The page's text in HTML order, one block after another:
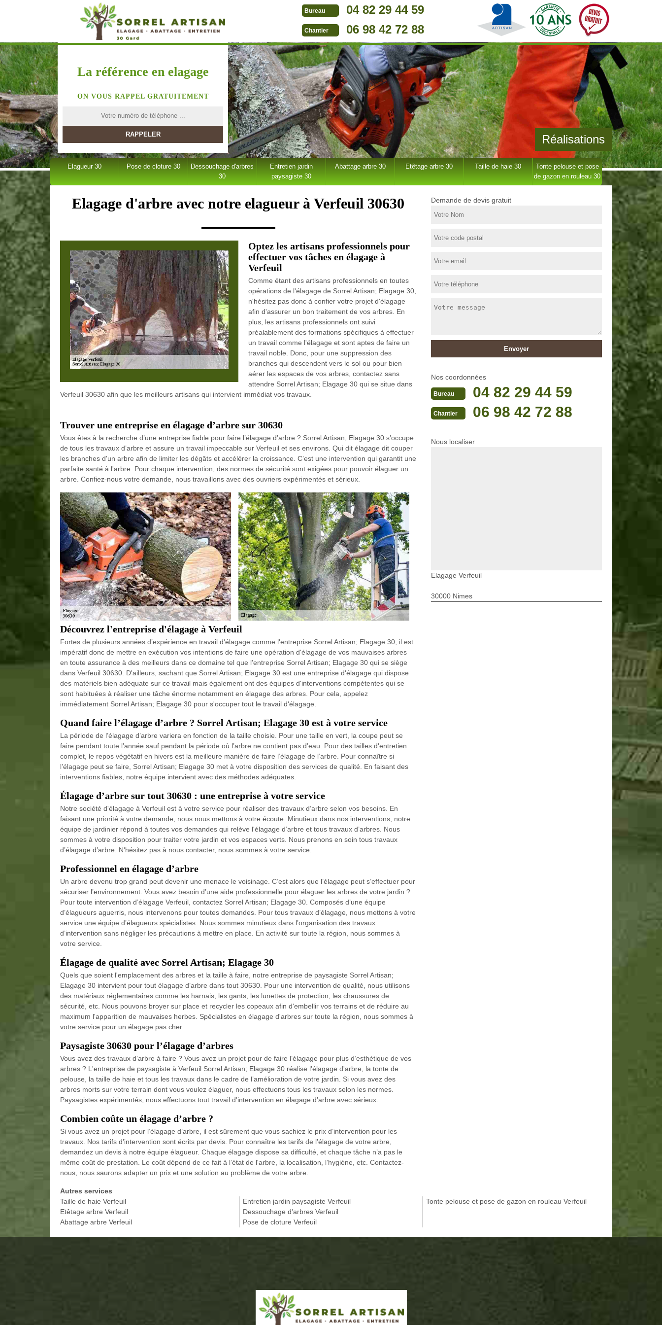
Bureau 04 82 29 44 59
Chantier 06 98 42 72 88
La référence en elagage
ON VOUS RAPPEL GRATUITEMENT
Réalisations
Elagueur 30 Pose de cloture 30
Dessouchage d'arbres
30
Entretien jardin
paysagiste 30
Abattage arbre 30 Etêtage arbre 30 Taille de haie 30
Tonte pelouse et pose
de gazon en rouleau 30
Elagage d'arbre avec notre elagueur à Verfeuil 30630
Optez les artisans professionnels pour
effectuer vos tâches en élagage à
Verfeuil
Comme étant des artisans professionnels en toutes
opérations de l'élagage de Sorrel Artisan; Elagage 30,
n'hésitez pas donc à confier votre projet d'élagage
afin d'assurer un bon traitement de vos arbres. En
plus, les artisans professionnels ont suivi
préalablement des formations spécifiques à effectuer
un travail comme l'élagage et sont aptes de faire un
travail noble. Donc, pour une suppression des
branches qui descendent vers le sol ou pour bien
aérer les espaces de vos arbres, contactez sans
attendre Sorrel Artisan; Elagage 30 qui se situe dans
Verfeuil 30630 afin que les meilleurs artisans qui intervient immédiat vos travaux.
Trouver une entreprise en élagage d’arbre sur 30630
Vous êtes à la recherche d’une entreprise fiable pour faire l’élagage d’arbre ? Sorrel Artisan; Elagage 30 s’occupe
de tous les travaux d’arbre et assure un travail impeccable sur Verfeuil et ses environs. Qui dit élagage dit couper
les branches d'un arbre afin de limiter les dégâts et accélérer la croissance. C’est une intervention qui garantit une
parfaite santé à l'arbre. Pour chaque intervention, des normes de sécurité sont exigées pour pouvoir élaguer un
arbre. Confiez-nous votre demande, nous travaillons avec des ouvriers expérimentés et sérieux.
Découvrez l'entreprise d'élagage à Verfeuil
Fortes de plusieurs années d’expérience en travail d'élagage comme l'entreprise Sorrel Artisan; Elagage 30, il est
impératif donc de mettre en exécution vos intentions de faire une opération d'élagage de vos mauvaises arbres
en toute assurance à des meilleurs dans ce domaine tel que l'entreprise Sorrel Artisan; Elagage 30 qui se siège
dans Verfeuil 30630. D'ailleurs, sachant que Sorrel Artisan; Elagage 30 est une entreprise d'élagage qui dispose
des matériels bien adéquate sur ce travail mais également ont des équipes d'interventions compétentes qui se
sont habituées à réaliser une tâche énorme notamment en élagage des arbres. Pour cela, appelez
immédiatement Sorrel Artisan; Elagage 30 pour s'occuper tout le travail d'élagage.
Quand faire l’élagage d’arbre ? Sorrel Artisan; Elagage 30 est à votre service
La période de l’élagage d’arbre variera en fonction de la taille choisie. Pour une taille en vert, la coupe peut se
faire pendant toute l’année sauf pendant la période où l’arbre ne contient pas d’eau. Pour des tailles d'entretien
complet, le repos végétatif en hivers est la meilleure manière de faire l’élagage de l’arbre. Pour connaître si
l’élagage peut se faire, Sorrel Artisan; Elagage 30 met à votre disposition des services de qualité. En faisant des
interventions fiables, notre équipe intervient avec des méthodes adéquates.
Élagage d’arbre sur tout 30630 : une entreprise à votre service
Notre société d'élagage à Verfeuil est à votre service pour réaliser des travaux d’arbre selon vos besoins. En
faisant une priorité à votre demande, nous nous mettons à votre écoute. Minutieux dans nos interventions, notre
équipe de jardinier répond à toutes vos demandes qui relève l'élagage d’arbre et tous travaux d’arbres. Nous
sommes à votre disposition pour traiter votre jardin et vos espaces verts. Nous prenons en soin tous travaux
d’élagage d’arbre. N'hésitez pas à nous contacter, nous sommes à votre service.
Professionnel en élagage d’arbre
Un arbre devenu trop grand peut devenir une menace le voisinage. C’est alors que l’élagage peut s’effectuer pour
sécuriser l’environnement. Vous avez besoin d’une aide professionnelle pour élaguer les arbres de votre jardin ?
Pour toute intervention d’élagage Verfeuil, contactez Sorrel Artisan; Elagage 30. Composés d’une équipe
d’élagueurs aguerris, nous intervenons pour toutes demandes. Pour tous travaux d’élagage, nous mettons à votre
service une équipe d’élagueurs spécialistes. Nous sommes minutieux dans l’organisation des travaux
d’intervention sans négliger les précautions à mettre en place. En activité sur toute la région, nous sommes à
votre service.
Élagage de qualité avec Sorrel Artisan; Elagage 30
Quels que soient l'emplacement des arbres et la taille à faire, notre entreprise de paysagiste Sorrel Artisan;
Elagage 30 intervient pour tout élagage d’arbre dans tout 30630. Pour une intervention de qualité, nous utilisons
des matériaux réglementaires comme les harnais, les gants, les lunettes de protection, les chaussures de
sécurité, etc. Nous pouvons broyer sur place et recycler les copeaux afin d'embellir vos terrains et de réduire au
maximum l'apparition de mauvaises herbes. Spécialistes en élagage d'arbres sur toute la région, nous sommes à
votre service pour un élagage pas cher.
Paysagiste 30630 pour l’élagage d’arbres
Vous avez des travaux d’arbre à faire ? Vous avez un projet pour de faire l’élagage pour plus d’esthétique de vos
arbres ? L'entreprise de paysagiste à Verfeuil Sorrel Artisan; Elagage 30 réalise l'élagage d'arbre, la tonte de
pelouse, la taille de haie et tous les travaux dans le cadre de l’amélioration de votre jardin. Si vous avez des
arbres morts sur votre terrain dont vous voulez élaguer, nous effectuons tous les travaux selon les normes.
Paysagistes expérimentés, nous effectuons tout travail d'intervention en élagage d’arbre avec sérieux.
Combien coûte un élagage d’arbre ?
Si vous avez un projet pour l’élagage d’arbre, il est sûrement que vous sachiez le prix d’intervention pour les
travaux. Nos tarifs d’intervention sont écrits par devis. Pour connaître les tarifs de l’élagage de votre arbre,
demandez un devis à notre équipe élagueur. Chaque élagage dispose sa difficulté, et chaque tâche n’a pas le
même coût de prestation. Le coût dépend de ce fait à l’état de l'arbre, la localisation, l’hygiène, etc. Contactez-
nous, nous saurons adapter un prix et une solution au problème de votre arbre.
Demande de devis gratuit
Nos coordonnées
Bureau 04 82 29 44 59
Chantier 06 98 42 72 88
Nous localiser
Elagage Verfeuil
30000 Nimes
Autres services
Taille de haie Verfeuil
Etêtage arbre Verfeuil
Abattage arbre Verfeuil
Entretien jardin paysagiste Verfeuil
Dessouchage d'arbres Verfeuil
Pose de cloture Verfeuil
Tonte pelouse et pose de gazon en rouleau Verfeuil